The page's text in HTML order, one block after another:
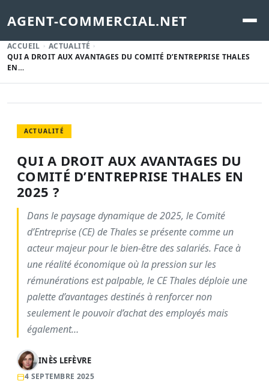
AGENT-COMMERCIAL.NET
ACCUEIL
ACTUALITÉ
QUI A DROIT AUX AVANTAGES DU COMITÉ D’ENTREPRISE THALES
EN…
ACTUALITÉ
QUI A DROIT AUX AVANTAGES DU
COMITÉ D’ENTREPRISE THALES EN
2025 ?
Dans le paysage dynamique de 2025, le Comité
d’Entreprise (CE) de Thales se présente comme un
acteur majeur pour le bien-être des salariés. Face à
une réalité économique où la pression sur les
rémunérations est palpable, le CE Thales déploie une
palette d’avantages destinés à renforcer non
seulement le pouvoir d’achat des employés mais
également…
INÈS LEFÈVRE
4 SEPTEMBRE 2025